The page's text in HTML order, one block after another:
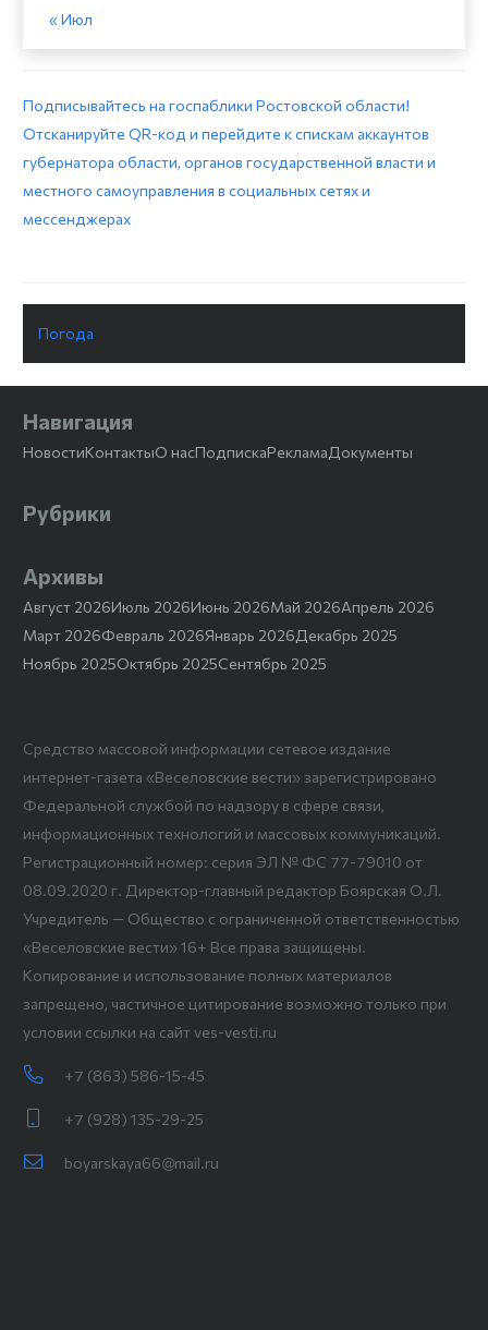
« Июл
Подписывайтесь на госпаблики Ростовской области!
Отсканируйте QR-код и перейдите к спискам аккаунтов
губернатора области, органов государственной власти и
местного самоуправления в социальных сетях и
мессенджерах
Погода
Навигация
НовостиКонтактыО насПодпискаРекламаДокументы
Рубрики
Архивы
Август 2026Июль 2026Июнь 2026Май 2026Апрель 2026
Март 2026Февраль 2026Январь 2026Декабрь 2025
Ноябрь 2025Октябрь 2025Сентябрь 2025
Средство массовой информации сетевое издание
интернет-газета «Веселовские вести» зарегистрировано
Федеральной службой по надзору в сфере связи,
информационных технологий и массовых коммуникаций.
Регистрационный номер: серия ЭЛ № ФС 77-79010 от
08.09.2020 г. Директор-главный редактор Боярская О.Л.
Учредитель — Общество с ограниченной ответственностью
«Веселовские вести» 16+ Все права защищены.
Копирование и использование полных материалов
запрещено, частичное цитирование возможно только при
условии ссылки на сайт ves-vesti.ru
+7 (863) 586-15-45
+7 (928) 135-29-25
boyarskaya66@mail.ru